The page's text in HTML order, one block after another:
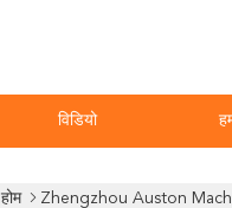
विडियो
होम Zhengzhou Auston